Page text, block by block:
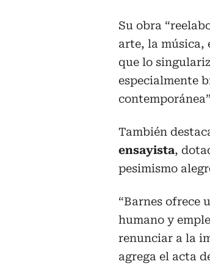
Su obra
arte, la música,
que lo
especialmente
También
ensayista,
pesimismo
“Barnes ofrece
humano y
renunciar a la
agrega el acta